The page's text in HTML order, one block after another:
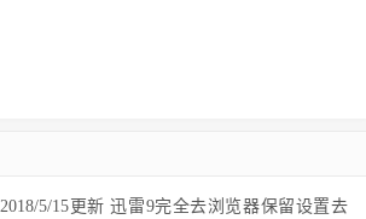
2018/5/15更新 迅雷9完全去浏览器保留设置去